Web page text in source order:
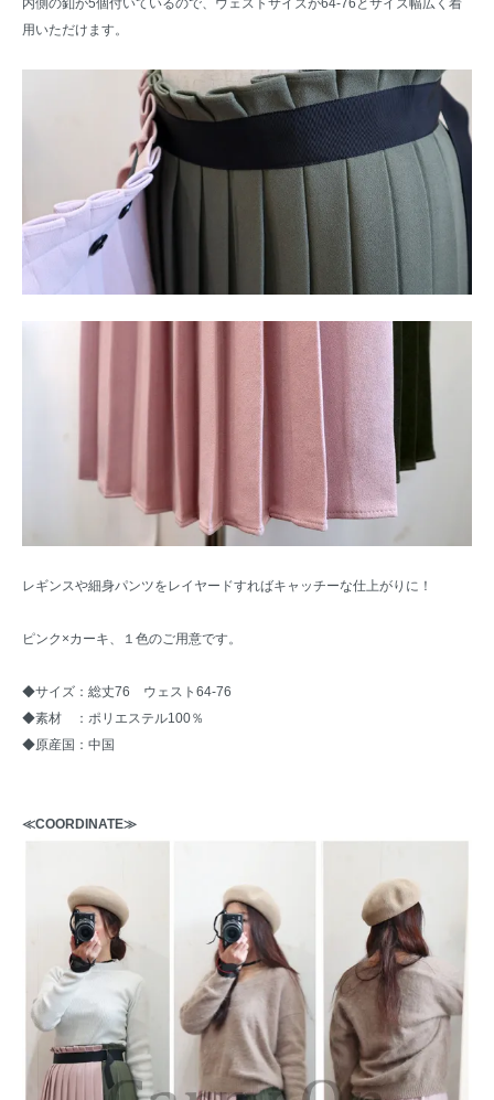
内側の釦が5個付いているので、ウェストサイズが64-76とサイズ幅広く着
用いただけます。
レギンスや細身パンツをレイヤードすればキャッチーな仕上がりに！
ピンク×カーキ、１色のご用意です。
◆サイズ：総丈76 ウェスト64-76
◆素材 ：ポリエステル100％
◆原産国：中国
≪COORDINATE≫